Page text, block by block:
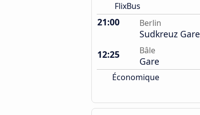
FlixBus
21:00 Berlin
Sudkreuz Gare
12:25
Bâle
Gare
Économique